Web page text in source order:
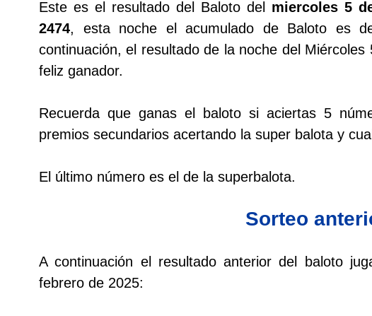
Culona noche
Dorado Mañana
Dorado Tarde
Motilon Tarde
Este es el resultado del Baloto del miercoles 5
2474, esta noche el acumulado de Baloto es
continuación, el resultado de la noche del
feliz ganador.
Recuerda que ganas el baloto si aciertas 5
premios secundarios acertando la super balota y
El último número es el de la superbalota.
Sorteo
A continuación el resultado anterior del baloto
febrero de 2025: